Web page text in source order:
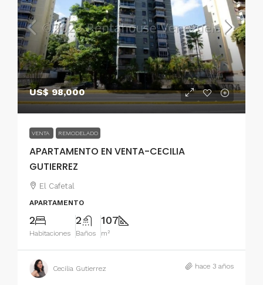
US$ 98,000
VENTA REMODELADO
APARTAMENTO EN VENTA-CECILIA
GUTIERREZ
El Cafetal
APARTAMENTO
2
Habitaciones
2
Baños
107
m²
Cecilia Gutierrez hace 3 años